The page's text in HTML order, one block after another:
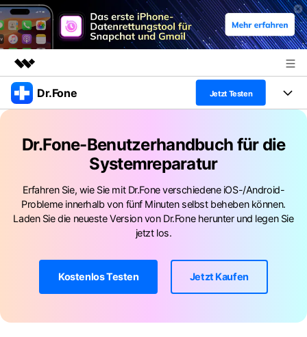
Top-Produkte
Dienstprogramme
Überblick
Presseraum
Support
Dr.Fone Jetzt Testen
Alles-in-einem-Toolkit
Weitere Tools und Apps
Full Toolkit anzeigen >
Entdecken Sie weitere Dr.Fone-Lösungen
Lernen und Unterstützung
Ressourcen & Lernen
Hilfe und Unterstützung erhalten
Android 16 FRP-Umgehung
DOWNLOAD Anmelden
Suchen
Dr.Fone-Benutzerhandbuch für die
Systemreparatur
Erfahren Sie, wie Sie mit Dr.Fone verschiedene iOS-/Android-
Probleme innerhalb von fünf Minuten selbst beheben können.
Laden Sie die neueste Version von Dr.Fone herunter und legen Sie
jetzt los.
Kostenlos Testen Jetzt Kaufen